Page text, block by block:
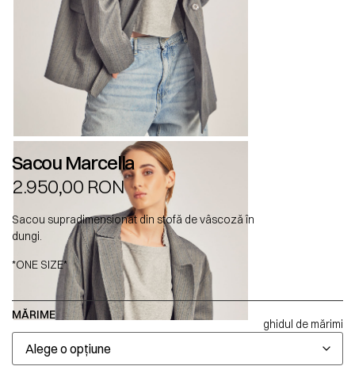
Sacou Marcella
2.950,00 RON
Sacou supradimensionat din stofă de vâscoză în
dungi.
*ONE SIZE*
MĂRIME
ghidul de mărimi